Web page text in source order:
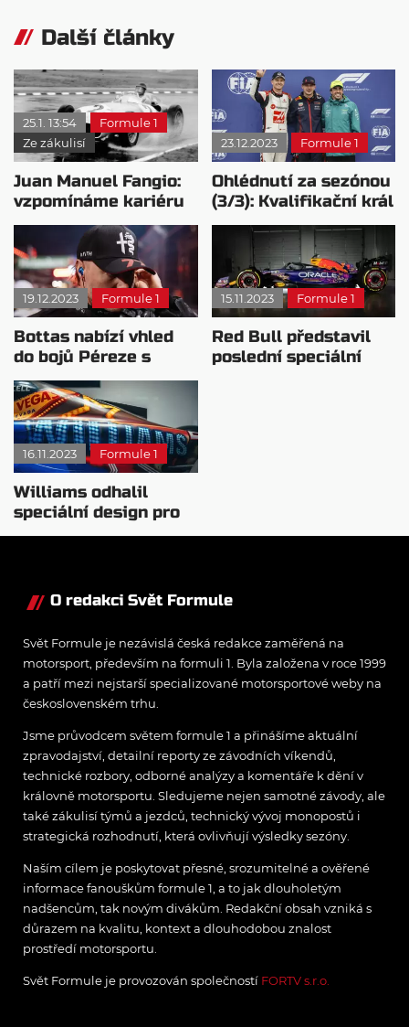
Další články
25.1. 13:54
Formule 1
Ze zákulisí
Juan Manuel Fangio:
vzpomínáme kariéru
první legendy F1
23.12.2023 Formule 1
Ohlédnutí za sezónou
(3/3): Kvalifikační král
Albon
19.12.2023 Formule 1
Bottas nabízí vhled
do bojů Péreze s
Verstappenem
15.11.2023 Formule 1
Red Bull představil
poslední speciální
16.11.2023 Formule 1
Williams odhalil
speciální design pro
VC Las Vegas
O redakci Svět Formule
Svět Formule je nezávislá česká redakce zaměřená na
motorsport, především na formuli 1. Byla založena v roce 1999
a patří mezi nejstarší specializované motorsportové weby na
československém trhu.
Jsme průvodcem světem formule 1 a přinášíme aktuální
zpravodajství, detailní reporty ze závodních víkendů,
technické rozbory, odborné analýzy a komentáře k dění v
královně motorsportu. Sledujeme nejen samotné závody, ale
také zákulisí týmů a jezdců, technický vývoj monopostů i
strategická rozhodnutí, která ovlivňují výsledky sezóny.
Naším cílem je poskytovat přesné, srozumitelné a ověřené
informace fanouškům formule 1, a to jak dlouholetým
nadšencům, tak novým divákům. Redakční obsah vzniká s
důrazem na kvalitu, kontext a dlouhodobou znalost
prostředí motorsportu.
Svět Formule je provozován společností FORTV s.r.o.